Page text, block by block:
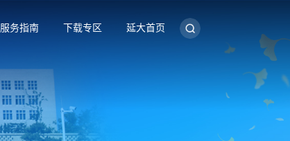
服务指南 下载专区 延大首页